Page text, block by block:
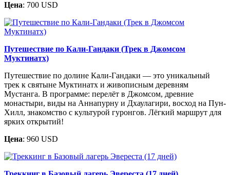
Цена: 700 USD
Путешествие по Кали-Гандаки (Трек в Джомсом
Муктинатх)
Путешествие по долине Кали-Гандаки — это уникальный
трек к святыне Муктинатх и живописным деревням
Мустанга. В программе: перелёт в Джомсом, древние
монастыри, виды на Аннапурну и Дхаулагири, восход на Пун-
Хилл, знакомство с культурой гуронгов. Лёгкий маршрут для
ярких открытий!
Цена: 960 USD